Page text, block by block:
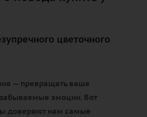
цветочного
— превращать ваше
эмоции. Вот
доверяют нам самые